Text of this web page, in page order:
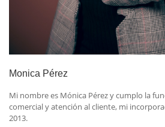
Monica Pérez
Mi nombre es Mónica Pérez y cumplo la
comercial y atención al cliente, mi
2013.